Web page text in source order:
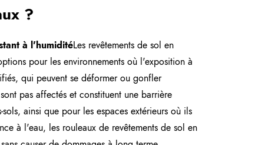
?
à l'humiditéLes revêtements de sol en
pour les environnements où l'exposition à
qui peuvent se déformer ou gonfler
pas affectés et constituent une barrière
ainsi que pour les espaces extérieurs où ils
à l'eau, les rouleaux de revêtements de sol en